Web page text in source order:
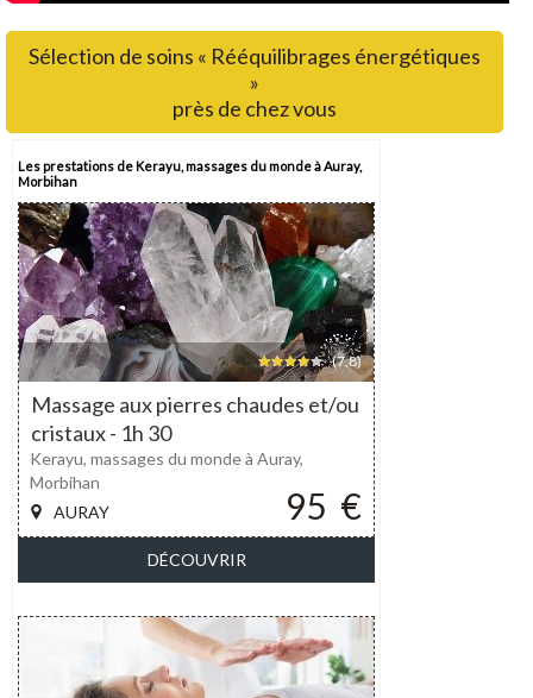
Sélection de soins « Rééquilibrages énergétiques
»
près de chez vous
Les prestations de Kerayu, massages du monde à Auray,
Morbihan
(7,8)
Massage aux pierres chaudes et/ou
cristaux - 1h 30
95 €
AURAY
Kerayu, massages du monde à Auray,
Morbihan
DÉCOUVRIR